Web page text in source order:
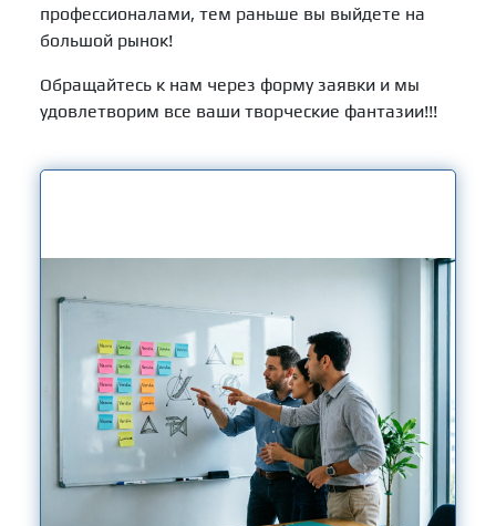
профессионалами, тем раньше вы выйдете на
большой рынок!
Обращайтесь к нам через форму заявки и мы
удовлетворим все ваши творческие фантазии!!!